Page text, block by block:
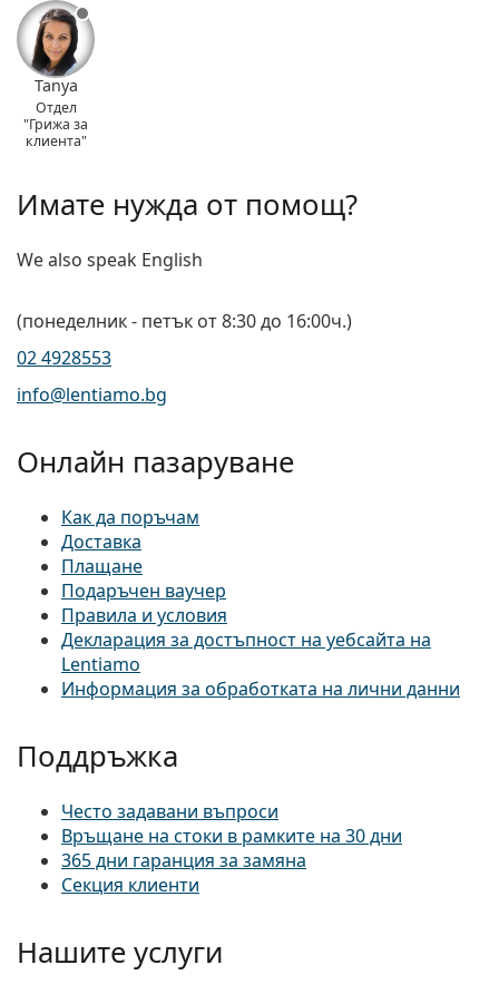
Tanya
Отдел
"Грижа за
клиента"
Имате нужда от помощ?
We also speak English
(понеделник - петък от 8:30 до 16:00ч.)
02 4928553
info@lentiamo.bg
Онлайн пазаруване
Как да поръчам
Доставка
Плащане
Подаръчен ваучер
Правила и условия
Декларация за достъпност на уебсайта на
Lentiamo
Информация за обработката на лични данни
Поддръжка
Често задавани въпроси
Връщане на стоки в рамките на 30 дни
365 дни гаранция за замяна
Секция клиенти
Нашите услуги